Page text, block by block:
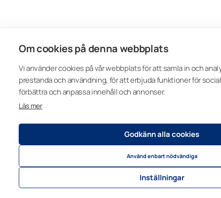
Om cookies på denna webbplats
Vi använder cookies på vår webbplats för att samla in och
prestanda och användning, för att erbjuda funktioner för
förbättra och anpassa innehåll och annonser.
Läs mer
Godkänn alla cookies
Använd enbart nödvändiga
Inställningar